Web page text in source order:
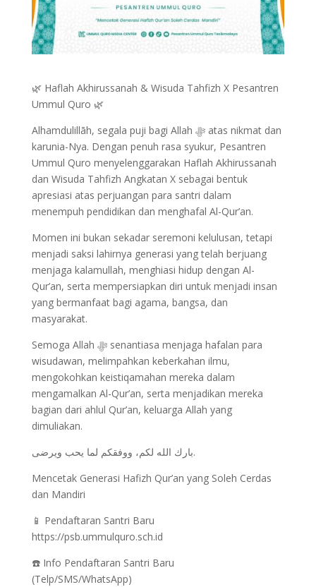
🌿 Haflah Akhirussanah & Wisuda Tahfizh X Pesantren
Ummul Quro 🌿
Alhamdulillāh, segala puji bagi Allah ﷻ atas nikmat dan
karunia-Nya. Dengan penuh rasa syukur, Pesantren
Ummul Quro menyelenggarakan Haflah Akhirussanah
dan Wisuda Tahfizh Angkatan X sebagai bentuk
apresiasi atas perjuangan para santri dalam
menempuh pendidikan dan menghafal Al-Qur’an.
Momen ini bukan sekadar seremoni kelulusan, tetapi
menjadi saksi lahirnya generasi yang telah berjuang
menjaga kalamullah, menghiasi hidup dengan Al-
Qur’an, serta mempersiapkan diri untuk menjadi insan
yang bermanfaat bagi agama, bangsa, dan
masyarakat.
Semoga Allah ﷻ senantiasa menjaga hafalan para
wisudawan, melimpahkan keberkahan ilmu,
mengokohkan keistiqamahan mereka dalam
mengamalkan Al-Qur’an, serta menjadikan mereka
bagian dari ahlul Qur’an, keluarga Allah yang
dimuliakan.
بارك الله لكم، ووفقكم لما يحب ويرضى.
Mencetak Generasi Hafizh Qur’an yang Soleh Cerdas
dan Mandiri
📱 Pendaftaran Santri Baru
https://psb.ummulquro.sch.id
☎️ Info Pendaftaran Santri Baru
(Telp/SMS/WhatsApp)